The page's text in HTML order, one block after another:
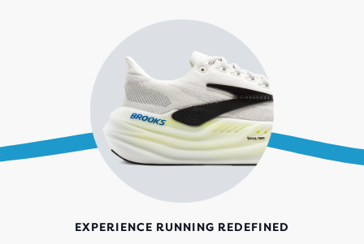
EXPERIENCE RUNNING REDEFINED